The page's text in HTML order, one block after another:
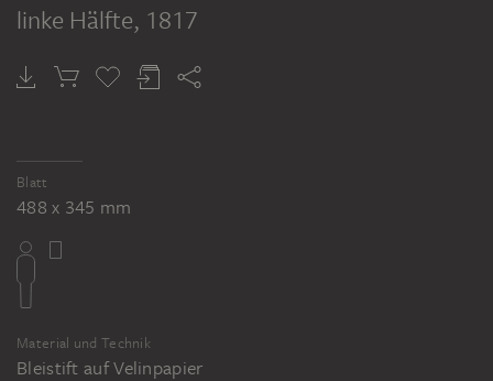
PHILIPP FOHR
linke Hälfte, 1817
Blatt
488 x 345 mm
Material und Technik
Bleistift auf Velinpapier